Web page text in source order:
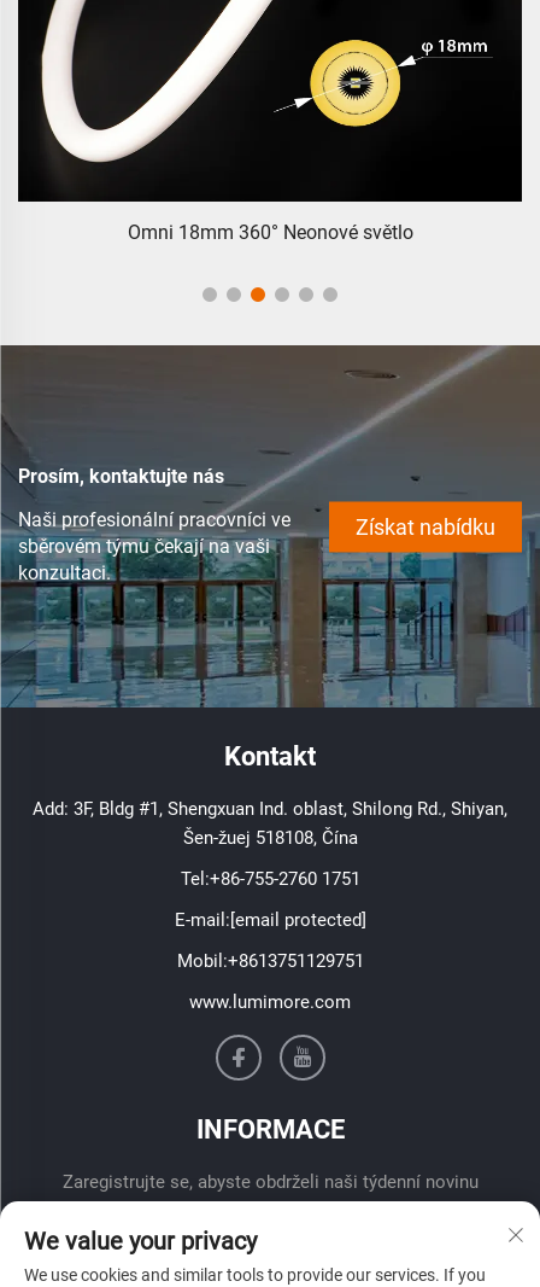
Boční 0612 Plochý LumiOpal Boční 0612 Plochý
Prosím, kontaktujte nás
Naši profesionální pracovníci ve
sběrovém týmu čekají na vaši
konzultaci.
Získat nabídku
Kontakt
Add: 3F, Bldg #1, Shengxuan Ind. oblast, Shilong Rd., Shiyan,
Šen-žuej 518108, Čína
Tel:+86-755-2760 1751
E-mail: [email protected]
Mobil:+8613751129751
www.lumimore.com
INFORMACE
Zaregistrujte se, abyste obdrželi naši týdenní novinu
We value your privacy
We use cookies and similar tools to provide our services. If you